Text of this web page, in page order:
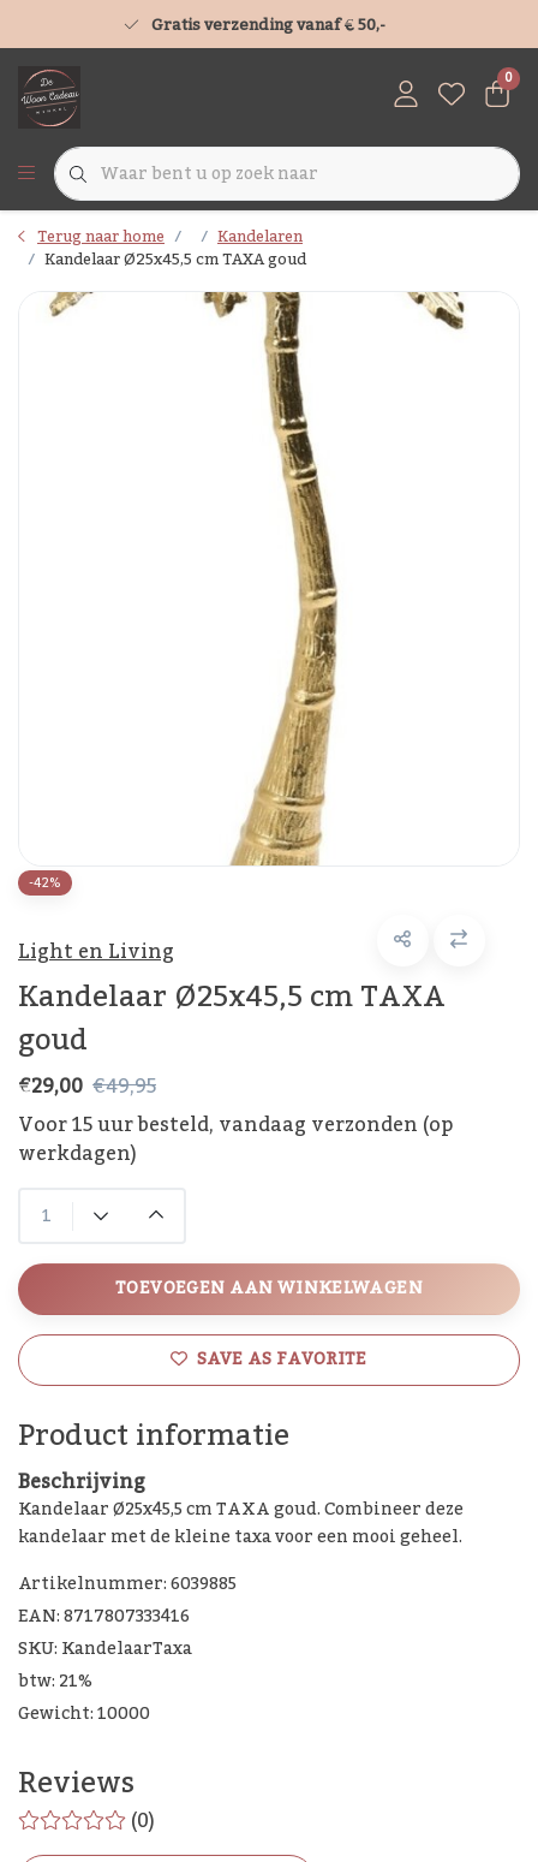
Gratis verzending vanaf € 50,-
0
Terug naar home Kandelaren
Kandelaar Ø25x45,5 cm TAXA goud
-42%
Light en Living
Kandelaar Ø25x45,5 cm TAXA
goud
€29,00 €49,95
Voor 15 uur besteld, vandaag verzonden (op
werkdagen)
TOEVOEGEN AAN WINKELWAGEN
SAVE AS FAVORITE
Product informatie
Beschrijving
Kandelaar Ø25x45,5 cm TAXA goud. Combineer deze
kandelaar met de kleine taxa voor een mooi geheel.
Artikelnummer: 6039885
EAN: 8717807333416
SKU: KandelaarTaxa
btw: 21%
Gewicht: 10000
Reviews
(0)